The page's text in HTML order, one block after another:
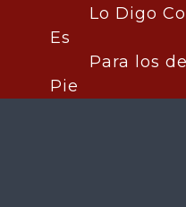
SONORA
22 mayo, 2026
En el municipio de
Ganadería, Recursos
(Sagarhpa) entregó
Almacenamiento y
Lo Digo
Es
Para los
Pie